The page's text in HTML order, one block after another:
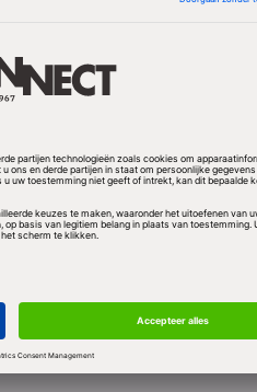
maatschappij. Deze
invloed van AI op het
kan